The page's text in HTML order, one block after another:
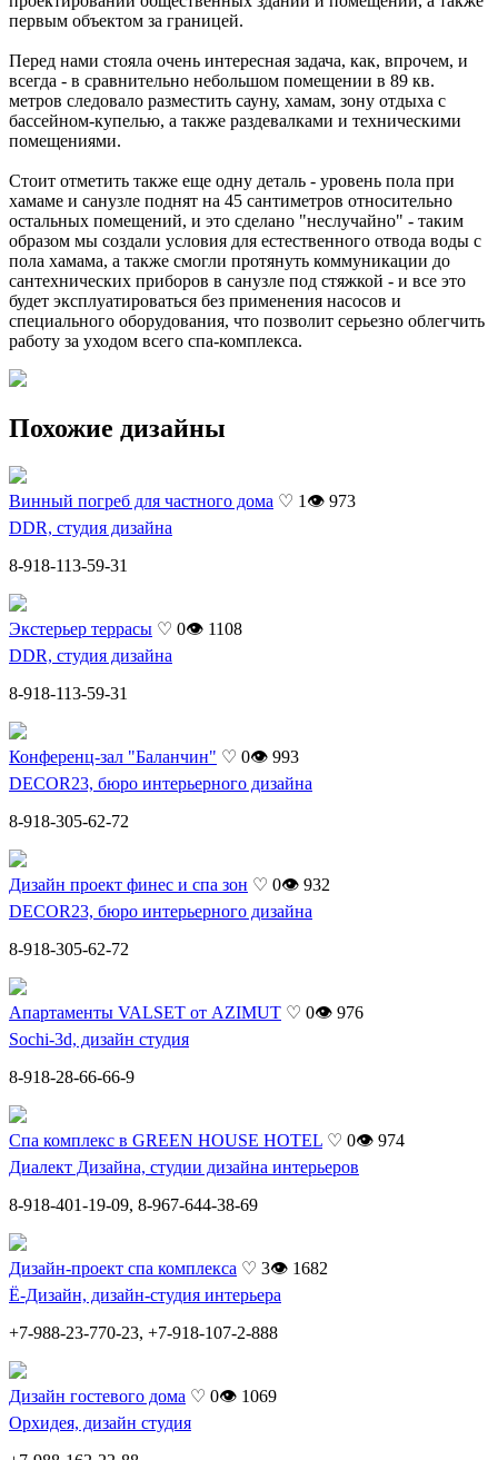
первым объектом за границей.
Перед нами стояла очень интересная задача, как, впрочем, и
всегда - в сравнительно небольшом помещении в 89 кв.
метров следовало разместить сауну, хамам, зону отдыха с
бассейном-купелью, а также раздевалками и техническими
помещениями.
Стоит отметить также еще одну деталь - уровень пола при
хамаме и санузле поднят на 45 сантиметров относительно
остальных помещений, и это сделано "неслучайно" - таким
образом мы создали условия для естественного отвода воды с
пола хамама, а также смогли протянуть коммуникации до
сантехнических приборов в санузле под стяжкой - и все это
будет эксплуатироваться без применения насосов и
специального оборудования, что позволит серьезно облегчить
работу за уходом всего спа-комплекса.
Похожие дизайны
Винный погреб для частного дома ♡ 1 👁 973
DDR, студия дизайна
8-918-113-59-31
Экстерьер террасы ♡ 0👁 1108
DDR, студия дизайна
8-918-113-59-31
Конференц-зал "Баланчин" ♡ 0👁 993
DECOR23, бюро интерьерного дизайна
8-918-305-62-72
Дизайн проект финес и спа зон ♡ 0👁 932
DECOR23, бюро интерьерного дизайна
8-918-305-62-72
Апартаменты VALSET от AZIMUT ♡ 0👁 976
Sochi-3d, дизайн студия
8-918-28-66-66-9
Спа комплекс в GREEN HOUSE HOTEL ♡ 0👁 974
Диалект Дизайна, студии дизайна интерьеров
8-918-401-19-09, 8-967-644-38-69
Дизайн-проект спа комплекса ♡ 3👁 1682
Ё-Дизайн, дизайн-студия интерьера
+7-988-23-770-23, +7-918-107-2-888
Дизайн гостевого дома ♡ 0👁 1069
Орхидея, дизайн студия